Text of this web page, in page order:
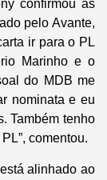
confirmou as
pelo Avante,
ir para o PL
Marinho e o
do MDB me
nominata e eu
Também tenho
comentou.
alinhado ao